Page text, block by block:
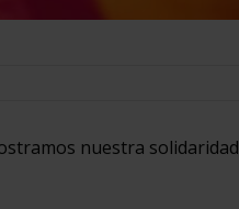
nuestra solidaridad